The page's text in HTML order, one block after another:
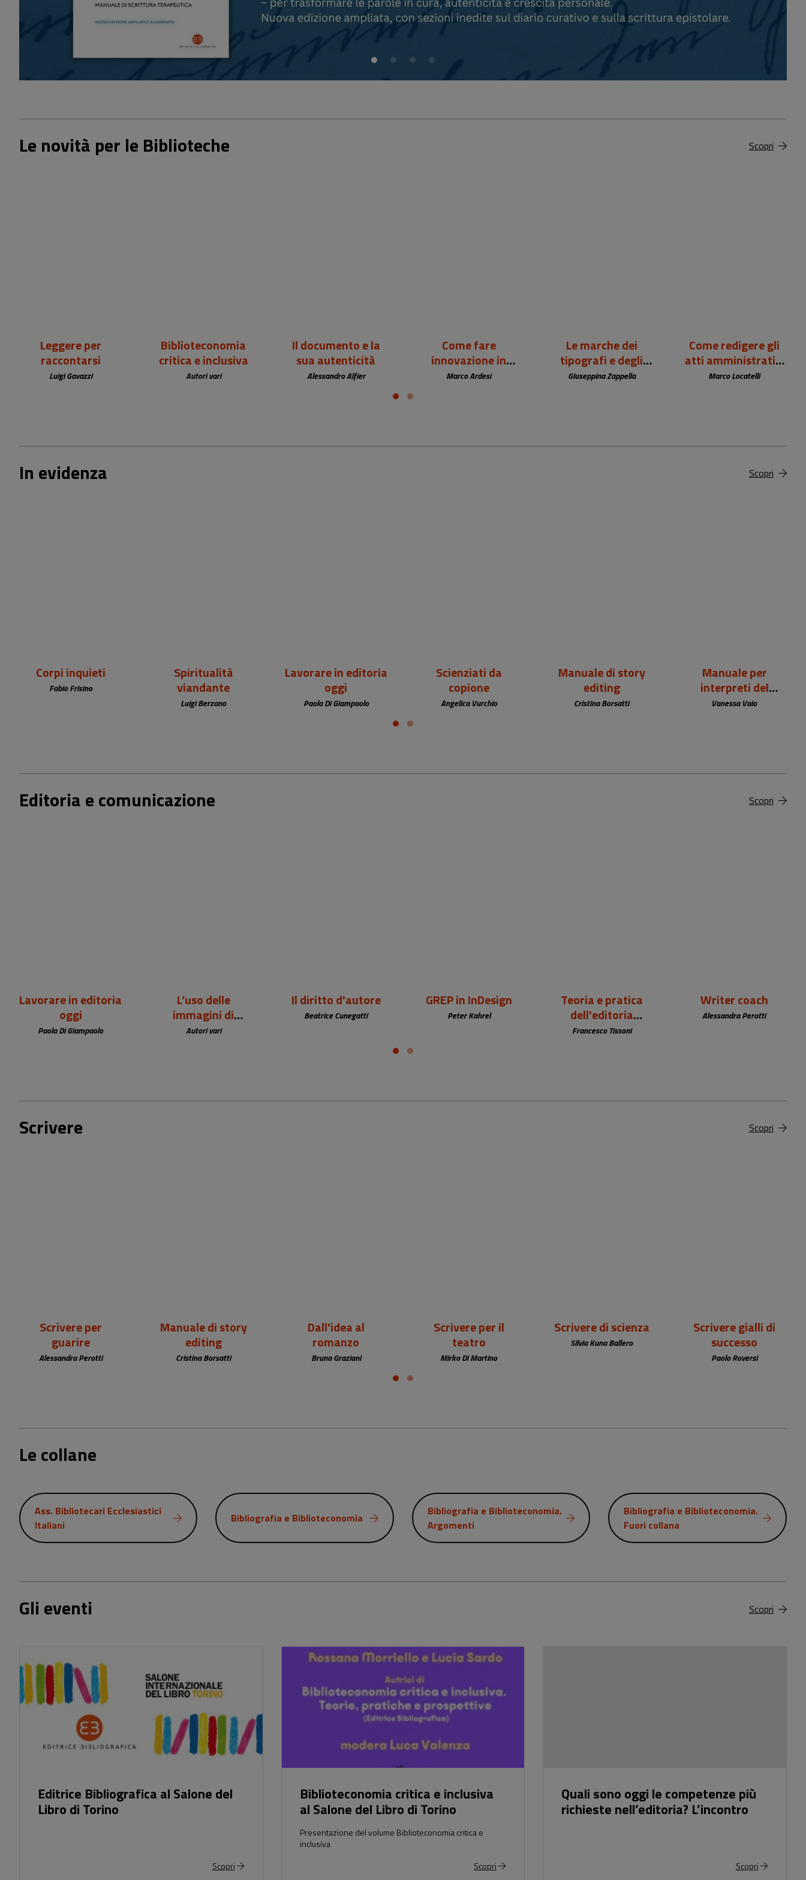
Le novità per le Biblioteche Scopri
Leggere per
raccontarsi
Luigi Gavazzi
Biblioteconomia
critica e inclusiva
Autori vari
Il documento e la
sua autenticità
Alessandro Alfier
Come fare
innovazione in
biblioteca
Marco Ardesi
Le marche dei
tipografi e degli
editori europei (sec.
Giuseppina Zappella
Come redigere gli
atti amministrativi
della biblioteca
Marco Locatelli
In evidenza Scopri
Corpi inquieti
Fabio Frisino
Spiritualità
viandante
Luigi Berzano
Lavorare in editoria
oggi
Paola Di Giampaolo
Scienziati da
copione
Angelica Vurchio
Manuale di story
editing
Cristina Borsatti
Manuale per
interpreti del
patrimonio
Vanessa Vaio
Editoria e comunicazione Scopri
Lavorare in editoria
oggi
Paola Di Giampaolo
L’uso delle
immagini di
persone nel digital
Autori vari
Il diritto d'autore
Beatrice Cunegatti
GREP in InDesign
Peter Kahrel
Teoria e pratica
dell'editoria
multimediale
Francesco Tissoni
Writer coach
Alessandra Perotti
Scrivere Scopri
Scrivere per
guarire
Alessandra Perotti
Manuale di story
editing
Cristina Borsatti
Dall'idea al
romanzo
Bruna Graziani
Scrivere per il
teatro
Mirko Di Martino
Scrivere di scienza
Silvia Kuna Ballero
Scrivere gialli di
successo
Paolo Roversi
Le collane
Ass. Bibliotecari Ecclesiastici
Italiani
Bibliografia e Biblioteconomia
Bibliografia e Biblioteconomia.
Argomenti
Bibliografia e Biblioteconomia.
Fuori collana
Gli eventi Scopri
Editrice Bibliografica al Salone del
Libro di Torino
Scopri
Biblioteconomia critica e inclusiva
al Salone del Libro di Torino
Presentazione del volume Biblioteconomia critica e
inclusiva
Scopri
Quali sono oggi le competenze più
richieste nell’editoria? L’incontro
Scopri